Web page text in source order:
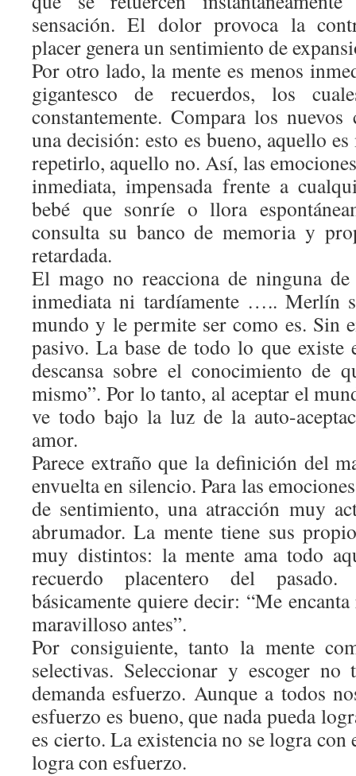
sensación. El dolor provoca la
placer genera un sentimiento de
Por otro lado, la mente es menos
gigantesco de recuerdos, los
constantemente. Compara los
una decisión: esto es bueno, aquello
repetirlo, aquello no. Así, las
inmediata, impensada frente a
bebé que sonríe o llora
consulta su banco de memoria y
retardada.
El mago no reacciona de ninguna de
inmediata ni tardíamente ….. Merlín
mundo y le permite ser como es. Sin
pasivo. La base de todo lo que existe
descansa sobre el conocimiento de
mismo”. Por lo tanto, al aceptar el
ve todo bajo la luz de la auto-
amor.
Parece extraño que la definición del
envuelta en silencio. Para las
de sentimiento, una atracción muy
abrumador. La mente tiene sus
muy distintos: la mente ama todo
recuerdo placentero del
básicamente quiere decir: “Me
maravilloso antes”.
Por consiguiente, tanto la mente
selectivas. Seleccionar y escoger
demanda esfuerzo. Aunque a todos
esfuerzo es bueno, que nada pueda
es cierto. La existencia no se logra con
logra con esfuerzo.